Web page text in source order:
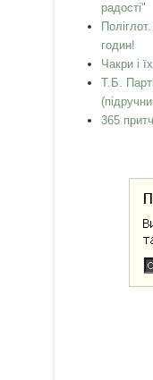
радості"
годин!
Чакри і
Т.Б.
365